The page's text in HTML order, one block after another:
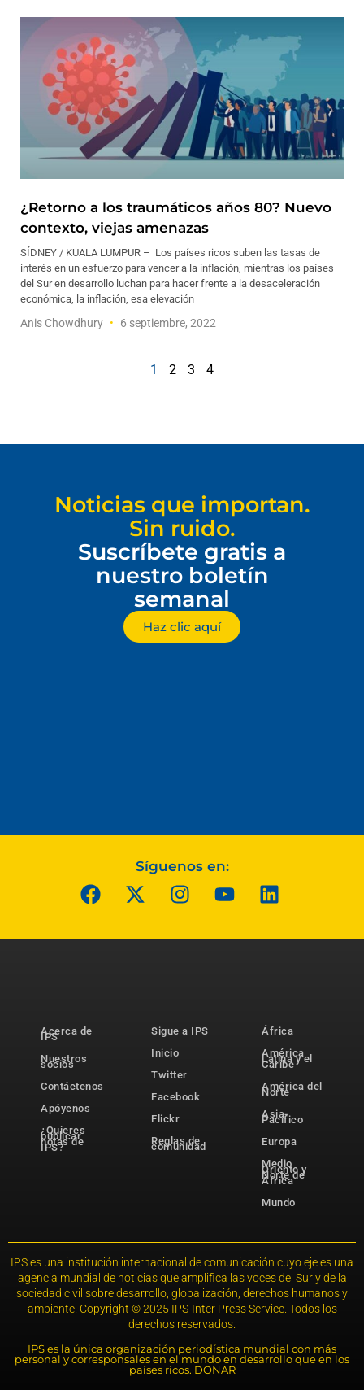
¿Retorno a los traumáticos años 80? Nuevo
contexto, viejas amenazas
SÍDNEY / KUALA LUMPUR – Los países ricos suben las tasas de
interés en un esfuerzo para vencer a la inflación, mientras los países
del Sur en desarrollo luchan para hacer frente a la desaceleración
económica, la inflación, esa elevación
Anis Chowdhury 6 septiembre, 2022
1 2 3 4
Noticias que importan.
Sin ruido.
Suscríbete gratis a
nuestro boletín
semanal
Haz clic aquí
Síguenos en:
Acerca de
IPS
Nuestros
socios
Contáctenos
Apóyenos
¿Quieres
publicar
notas de
IPS?
Sigue a IPS
Inicio
Twitter
Facebook
Flickr
Reglas de
comunidad
África
América
Latina y el
Caribe
América del
Norte
Asia-
Pacífico
Europa
Medio
Oriente y
Norte de
África
Mundo
IPS es una institución internacional de comunicación cuyo eje es una
agencia mundial de noticias que amplifica las voces del Sur y de la
sociedad civil sobre desarrollo, globalización, derechos humanos y
ambiente. Copyright © 2025 IPS-Inter Press Service. Todos los
derechos reservados.
IPS es la única organización periodística mundial con más
personal y corresponsales en el mundo en desarrollo que en los
países ricos. DONAR